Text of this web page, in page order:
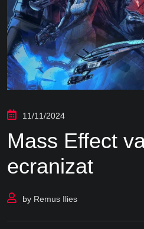
11/11/2024
Mass Effect
ecranizat
by Remus Ilies